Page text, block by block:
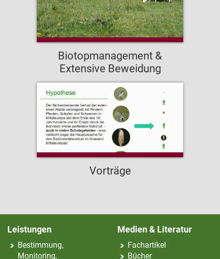
Biotopmanagement &
Extensive Beweidung
Vorträge
Leistungen
Bestimmung,
Monitoring,
Medien & Literatur
Fachartikel
Bücher